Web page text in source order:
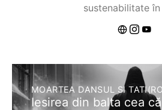
sustenabilitate
MOARTEA DANSUL SI
Iesirea din balta cea